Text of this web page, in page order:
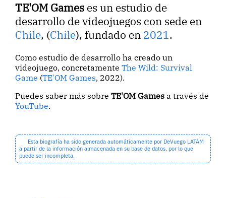
TE'OM Games es un estudio de
desarrollo de videojuegos con sede en
Chile, (Chile), fundado en 2021.
Como estudio de desarrollo ha creado un
videojuego, concretamenteThe Wild: Survival
Game (TE'OM Games, 2022).
Puedes saber más sobreTE'OM Games a través de
YouTube.
Esta biografía ha sido generada automáticamente por DeVuego LATAM
a partir de la información almacenada en su base de datos, por lo que
puede ser incompleta.